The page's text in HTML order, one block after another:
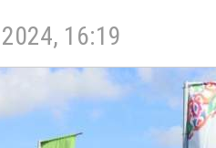
16:19